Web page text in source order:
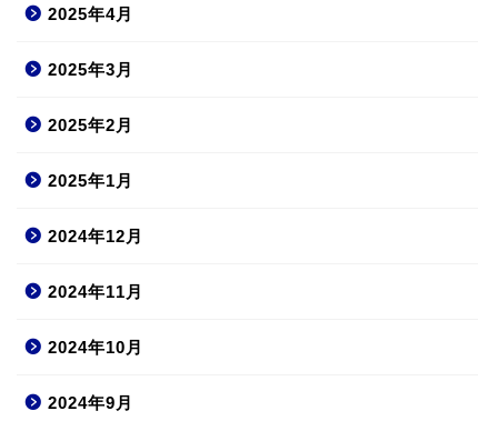
2025年4月
2025年3月
2025年2月
2025年1月
2024年12月
2024年11月
2024年10月
2024年9月